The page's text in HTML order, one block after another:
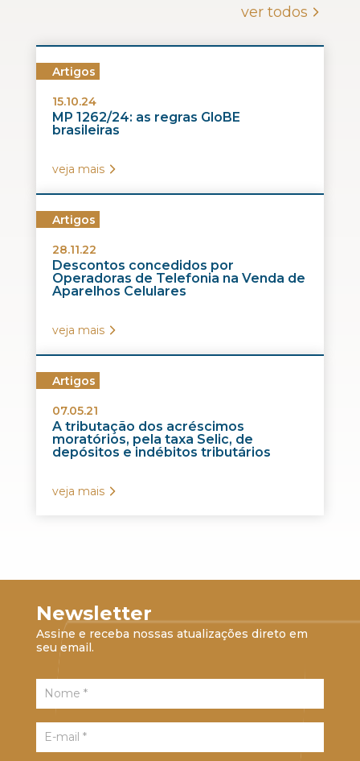
ver todos
Artigos
15.10.24
MP 1262/24: as regras GloBE
brasileiras
veja mais
Artigos
28.11.22
Descontos concedidos por
Operadoras de Telefonia na Venda de
Aparelhos Celulares
veja mais
Artigos
07.05.21
A tributação dos acréscimos
moratórios, pela taxa Selic, de
depósitos e indébitos tributários
veja mais
Newsletter
Assine e receba nossas atualizações direto em
seu email.